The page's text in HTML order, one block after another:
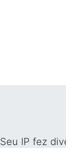
Seu IP fez